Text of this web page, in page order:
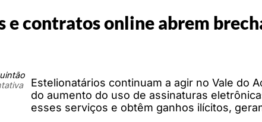
e contratos online abrem
Estelionatários continuam a agir no Vale do
do aumento do uso de assinaturas
esses serviços e obtêm ganhos ilícitos,